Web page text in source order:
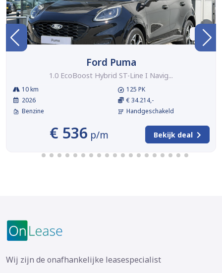
BTW
Ford Puma
1.0 EcoBoost Hybrid ST-Line I Navig...
10 km
2026
Benzine
125 PK
€ 34.214,-
Handgeschakeld
€ 536 p/m Bekijk deal
Wij zijn de onafhankelijke leasespecialist